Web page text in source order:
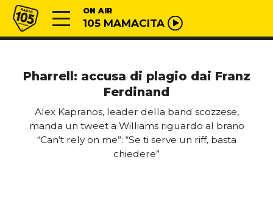
Vai al contenuto
Radio 105 ON AIR
105 MAMACITA
Pharrell: accusa di plagio dai Franz
Ferdinand
Alex Kapranos, leader della band scozzese,
manda un tweet a Williams riguardo al brano
“Can’t rely on me”: “Se ti serve un riff, basta
chiedere”